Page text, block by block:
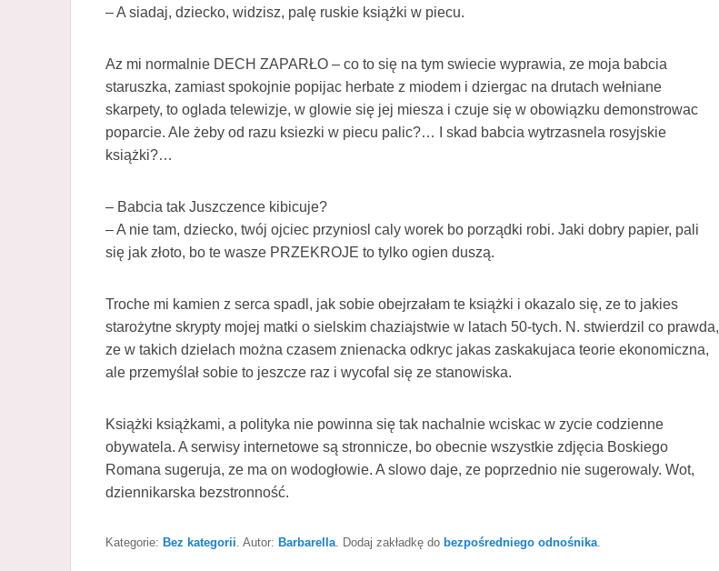
– A siadaj, dziecko, widzisz, palę ruskie książki w piecu.
Az mi normalnie DECH ZAPARŁO – co to się na tym swiecie wyprawia, ze moja babcia
staruszka, zamiast spokojnie popijac herbate z miodem i dziergac na drutach wełniane
skarpety, to oglada telewizje, w glowie się jej miesza i czuje się w obowiązku demonstrowac
poparcie. Ale żeby od razu ksiezki w piecu palic?… I skad babcia wytrzasnela rosyjskie
książki?…
– Babcia tak Juszczence kibicuje?
– A nie tam, dziecko, twój ojciec przyniosl caly worek bo porządki robi. Jaki dobry papier, pali
się jak złoto, bo te wasze PRZEKROJE to tylko ogien duszą.
Troche mi kamien z serca spadl, jak sobie obejrzałam te książki i okazalo się, ze to jakies
starożytne skrypty mojej matki o sielskim chaziajstwie w latach 50-tych. N. stwierdzil co prawda,
ze w takich dzielach można czasem znienacka odkryc jakas zaskakujaca teorie ekonomiczna,
ale przemyślał sobie to jeszcze raz i wycofal się ze stanowiska.
Książki książkami, a polityka nie powinna się tak nachalnie wciskac w zycie codzienne
obywatela. A serwisy internetowe są stronnicze, bo obecnie wszystkie zdjęcia Boskiego
Romana sugeruja, ze ma on wodogłowie. A slowo daje, ze poprzednio nie sugerowaly. Wot,
dziennikarska bezstronność.
Kategorie: Bez kategorii . Autor: Barbarella . Dodaj zakładkę do bezpośredniego odnośnika